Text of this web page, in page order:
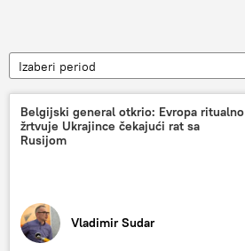
Izaberi period
Belgijski general otkrio: Evropa ritualno
žrtvuje Ukrajince čekajući rat sa
Rusijom
Vladimir Sudar